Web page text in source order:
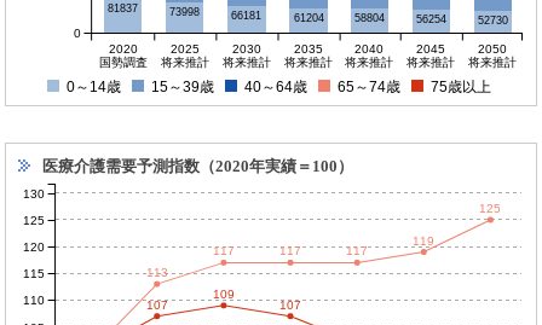
81837 73998 66181 61204 58804 56254 52730
2020
国勢調査
2025
将来推計
2030
将来推計
2035
将来推計
2040
将来推計
2045
将来推計
2050
将来推計
0
0～14歳 15～39歳 40～64歳 65～74歳 75歳以上
医療介護需要予測指数（2020年実績＝100）
107
109
107
113
117 117 117
119
125
110
115
120
125
130